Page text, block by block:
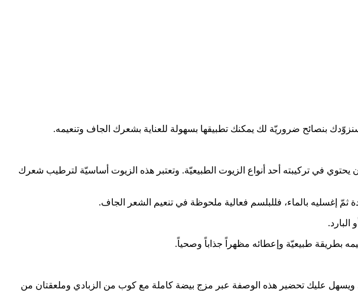
بنصائح ضروريّة لك يمكنك تطبيقها بسهولة للعناية بشعرك الجاف وتنعيمه.
في تركيبته أحد أنواع الزيوت الطبيعيّة. وتعتبر هذه الزيوت أساسيّة لترطيب شعرك
ويسهل عليك تحضير هذه الوصفة عبر مزج بيضة كاملة مع كوب من الزبادي وملعقتان من